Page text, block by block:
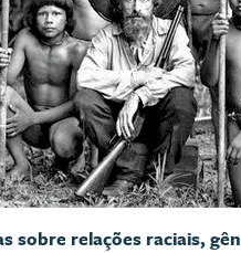
sobre relações raciais,